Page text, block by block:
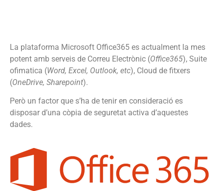
La plataforma Microsoft Office365 es actualment la mes
potent amb serveis de Correu Electrònic (Office365), Suite
ofimatica (Word, Excel, Outlook, etc), Cloud de fitxers
(OneDrive, Sharepoint).
Però un factor que s’ha de tenir en consideració es
disposar d’una còpia de seguretat activa d’aquestes
dades.